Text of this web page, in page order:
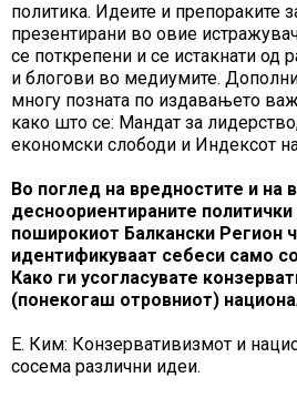
политика. Идеите и препораките
презентирани во овие
се поткрепени и се истакнати од
и блогови во медиумите.
многу позната по издавањето
како што се: Мандат за
економски слободи и Индексот
Во поглед на вредностите и на
десноориентираните политички
поширокиот Балкански Регион
идентификуваат себеси само
Како ги усогласувате
(понекогаш отровниот)
Е. Ким: Конзервативизмот и
сосема различни идеи.